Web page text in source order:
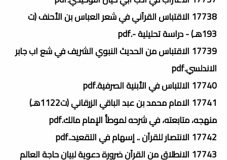
17738 الاقتباس القرآني في شعر العباس بن الأحنف (ت
193هـ) - دراسة تحليلية -.pdf
17739 الاقتباس من الحديث النبوي الشريف في شع اب جابر
الاندلسي.pdf
17740 الالتباس في الأبنية الصرفية.pdf
17741 الامام محمد بن عبد الباقي الزرقاني (ت1122هـ)
منهجه، متابعته، في شرحه لموطأ الإمام مالك.pdf
17742 الانتصار للقرآن .. إسهام في التقعيد..pdf
17743 الانطلاق من القرآن ضرورة دعوية لبيان حاجة العالم